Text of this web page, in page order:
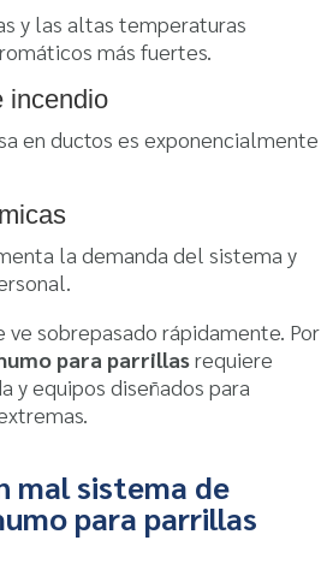
y las altas temperaturas
más fuertes.
incendio
en ductos es exponencialmente
la demanda del sistema y
ve sobrepasado rápidamente. Por
para parrillasrequiere
y equipos diseñados para
mal sistema de
para parrillas